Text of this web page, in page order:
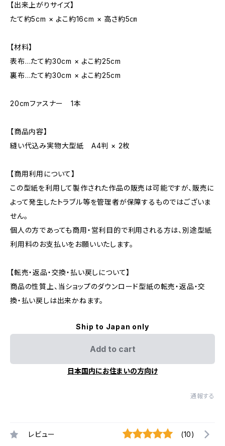
【出来上がりサイズ】
たて約5cm × よこ約16cm × 高さ約5㎝
【材料】
表布…たて約30cm × よこ約25cm
裏布…たて約30cm × よこ約25cm
20cmファスナー 1本
【商品内容】
縫い代込み実物大型紙 A4判 × 2枚
【商用利用について】
この型紙を利用して製作された作品の販売は可能ですが、販売に
よって発生したトラブル等を管理者が保障するものではございま
せん。
個人の方であっても商用・営利目的で利用される方は、別途型紙
利用料のお支払いをお願いいたします。
【転売・返品・交換・払い戻しについて】
商品の性質上、当ショップのダウンロード型紙の転売・返品・交
換・払い戻しは出来かねます。
Ship to Japan only
Add to cart
日本国内にお住まいの方向け
通報する
レビュー (10)